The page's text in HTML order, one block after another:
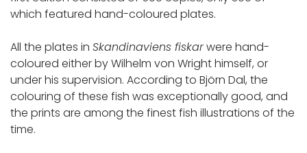
which featured hand-coloured plates.
All the plates in Skandinaviens fiskarwere hand-
coloured either by Wilhelm von Wright himself, or
under his supervision. According to Björn Dal, the
colouring of these fish was exceptionally good, and
the prints are among the finest fish illustrations of the
time.